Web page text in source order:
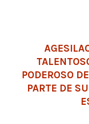
PODEROSO
PARTE DE